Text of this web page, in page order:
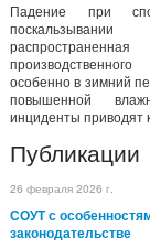
Падение при
особенно в зимний
повышенной
инциденты приводят
Публикации
26 февраля 2026 г.
СОУТ с
законодательстве